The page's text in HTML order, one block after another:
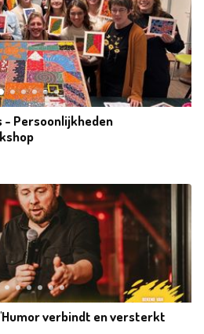
Persoonlijkheden
verbindt en versterkt